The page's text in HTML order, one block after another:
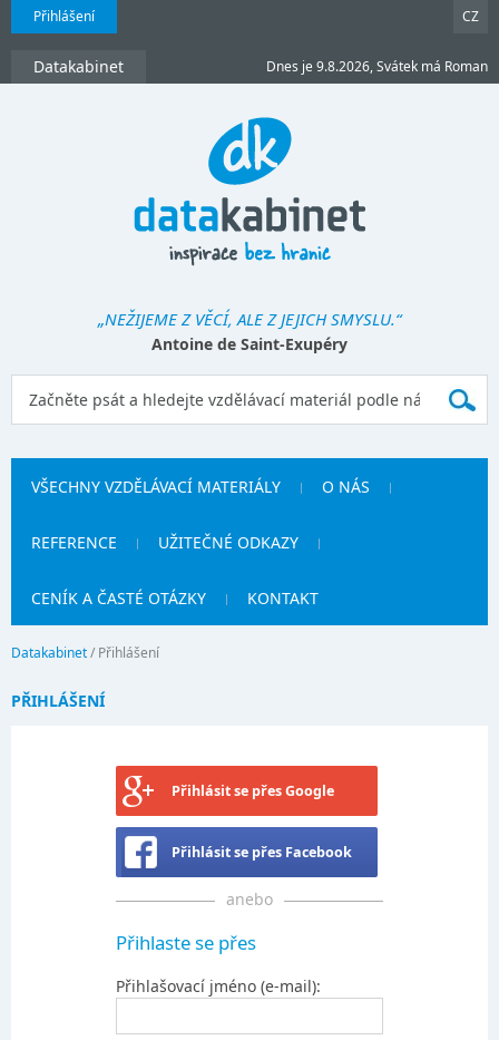
Přihlášení CZ
Datakabinet Dnes je 9.8.2026, Svátek má Roman
„NEŽIJEME Z VĚCÍ, ALE Z JEJICH SMYSLU.“
Antoine de Saint-Exupéry
VŠECHNY VZDĚLÁVACÍ MATERIÁLY O NÁS
REFERENCE UŽITEČNÉ ODKAZY
CENÍK A ČASTÉ OTÁZKY KONTAKT
Datakabinet/ Přihlášení
PŘIHLÁŠENÍ
Přihlásit se přes Google
Přihlásit se přes Facebook
anebo
Přihlaste se přes
Přihlašovací jméno (e-mail):